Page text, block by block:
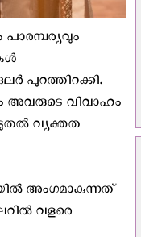
പുറത്തിറക്കി.
അവരുടെ വിവാഹം
വ്യക്തത
അംഗമാകുന്നത്
വളരെ